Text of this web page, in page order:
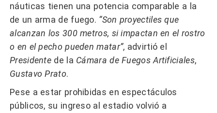
náuticas tienen una potencia comparable a la
de un arma de fuego. “Son proyectiles que
alcanzan los 300 metros, si impactan en el rostro
o en el pecho pueden matar”, advirtió el
Presidente de la Cámara de Fuegos Artificiales,
Gustavo Prato.
Pese a estar prohibidas en espectáculos
públicos, su ingreso al estadio volvió a